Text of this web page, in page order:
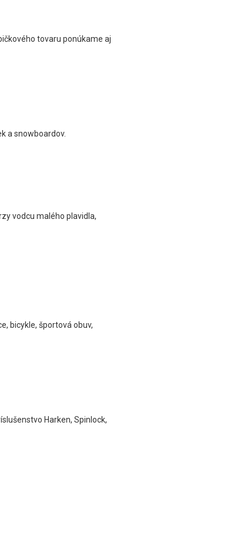
tovaru ponúkame aj
a snowboardov.
vodcu malého plavidla,
bicykle, športová obuv,
Harken, Spinlock,